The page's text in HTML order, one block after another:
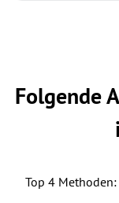
Folgende
Top 4